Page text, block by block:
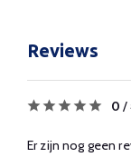
Reviews
0 /
Er zijn nog geen